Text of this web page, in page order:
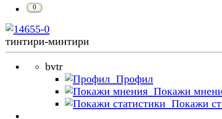
0
тинтири-минтири
bvtr
Профил
Покажи
Покажи